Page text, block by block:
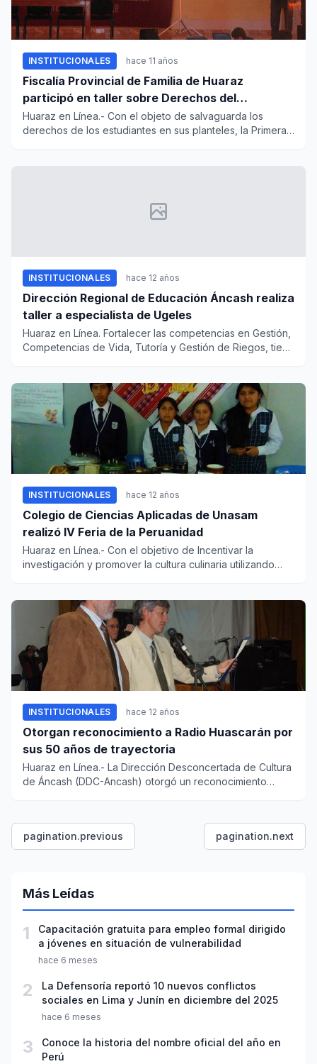
INSTITUCIONALES hace 11 años
Fiscalía Provincial de Familia de Huaraz
participó en taller sobre Derechos del
Educando
Huaraz en Línea.- Con el objeto de salvaguarda los
derechos de los estudiantes en sus planteles, la Primera
INSTITUCIONALES hace 12 años
Dirección Regional de Educación Áncash realiza
taller a especialista de Ugeles
Huaraz en Línea. Fortalecer las competencias en Gestión,
Competencias de Vida, Tutoría y Gestión de Riegos, tiene
INSTITUCIONALES hace 12 años
Colegio de Ciencias Aplicadas de Unasam
realizó IV Feria de la Peruanidad
Huaraz en Línea.- Con el objetivo de Incentivar la
investigación y promover la cultura culinaria utilizando
INSTITUCIONALES hace 12 años
Otorgan reconocimiento a Radio Huascarán por
sus 50 años de trayectoria
Huaraz en Línea.- La Dirección Desconcertada de Cultura
de Áncash (DDC-Ancash) otorgó un reconocimiento
pagination.previous pagination.next
Más Leídas
1
Capacitación gratuita para empleo formal dirigido
a jóvenes en situación de vulnerabilidad
hace 6 meses
2
La Defensoría reportó 10 nuevos conflictos
sociales en Lima y Junín en diciembre del 2025
hace 6 meses
3
Conoce la historia del nombre oficial del año en
Perú